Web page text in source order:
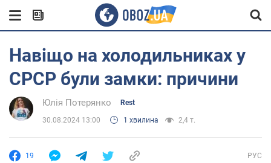
Навіщо на холодильниках у
СРСР були замки: причини
Юлія Потерянко Rest
30.08.2024 13:00 1 хвилина 2,4 т.
19 РУС